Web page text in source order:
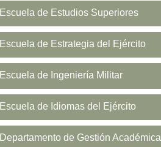
Escuela de Estudios Superiores
Escuela de Estrategia del Ejército
Escuela de Ingeniería Militar
Escuela de Idiomas del Ejército
Departamento de Gestión Académica